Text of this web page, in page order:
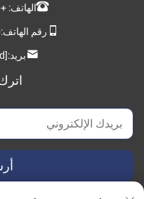
الهاتف:+86-18042529130
رقم الهاتف:
بريد:[email protected]